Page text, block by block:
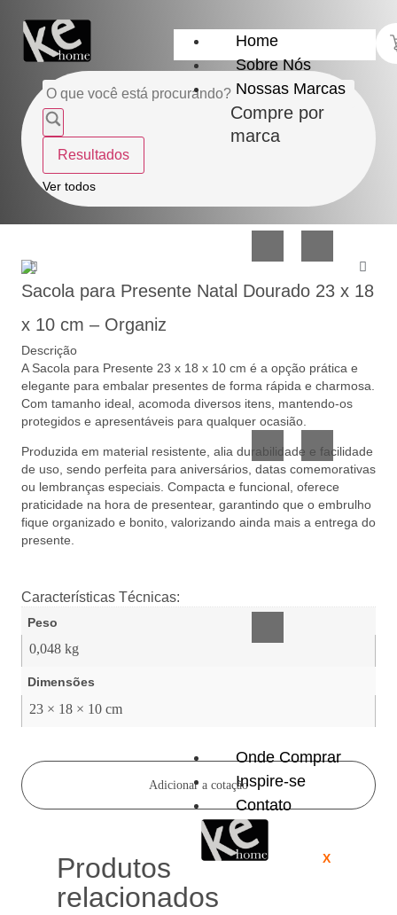
Home
Sobre Nós
Nossas Marcas
Compre por
marca
Lar
Organização
Utilidades
de
Vidro
Confeitaria
e
Presente
Onde Comprar
Inspire-se
Contato
X
Resultados
Ver todos
Sacola para Presente Natal Dourado 23 x 18
x 10 cm – Organiz
Descrição
A Sacola para Presente 23 x 18 x 10 cm é a opção prática e
elegante para embalar presentes de forma rápida e charmosa.
Com tamanho ideal, acomoda diversos itens, mantendo-os
protegidos e apresentáveis para qualquer ocasião.
Produzida em material resistente, alia durabilidade e facilidade
de uso, sendo perfeita para aniversários, datas comemorativas
ou lembranças especiais. Compacta e funcional, oferece
praticidade na hora de presentear, garantindo que o embrulho
fique organizado e bonito, valorizando ainda mais a entrega do
presente.
Características Técnicas:
Peso
0,048 kg
Dimensões
23 × 18 × 10 cm
Adicionar a cotação
Produtos
relacionados